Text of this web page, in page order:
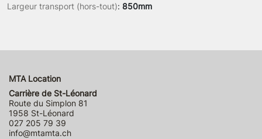
Largeur transport (hors-tout): 850mm
MTA Location
Carrière de St-Léonard
Route du Simplon 81
1958 St-Léonard
027 205 79 39
info@mtamta.ch